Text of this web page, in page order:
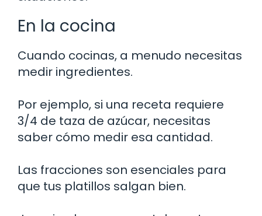
En la cocina
Cuando cocinas, a menudo necesitas
medir ingredientes.
Por ejemplo, si una receta requiere
3/4 de taza de azúcar, necesitas
saber cómo medir esa cantidad.
Las fracciones son esenciales para
que tus platillos salgan bien.